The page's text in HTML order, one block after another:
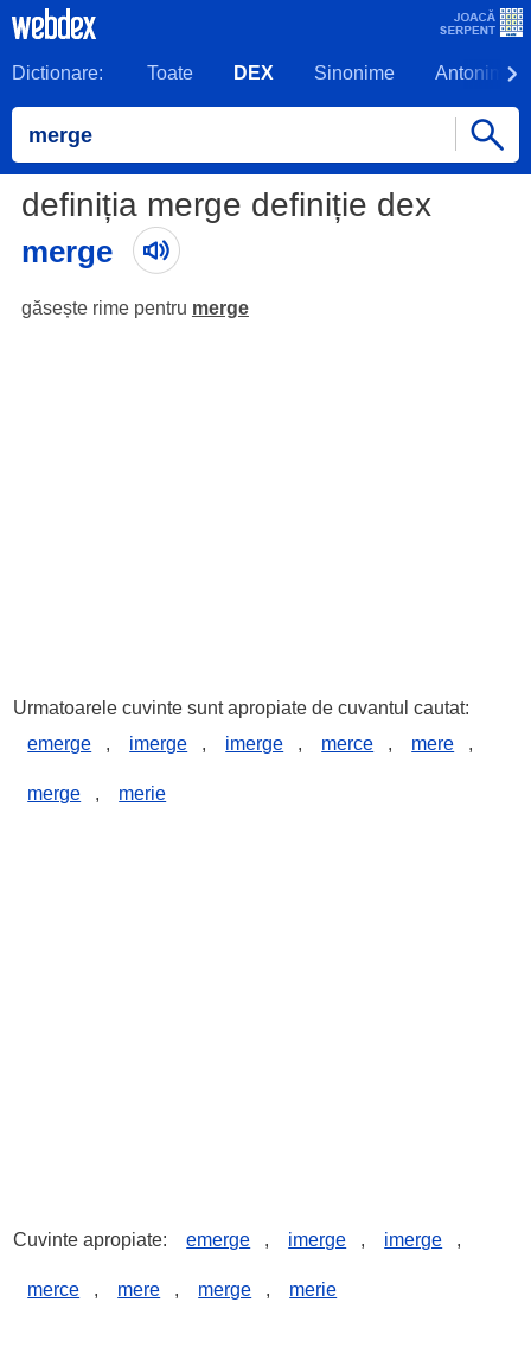
Dictionare: Toate DEX Sinonime Antonime
definiția merge definiție dex
merge
găsește rime pentru merge
Urmatoarele cuvinte sunt apropiate de cuvantul cautat:
emerge
, imerge , imerge , merce , mere ,
merge , merie
Cuvinte apropiate: emerge , imerge , imerge ,
merce , mere , merge , merie